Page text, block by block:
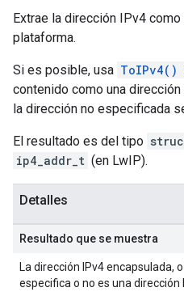
Extrae la dirección IPv4
plataforma.
Si es posible, usa ToIPv4()
contenido como una
la dirección no especificada
El resultado es del tipo
ip4_addr_t (en LwIP).
Detalles
Resultado que se muestra
La dirección IPv4 encapsulada, o
especifica o no es una dirección